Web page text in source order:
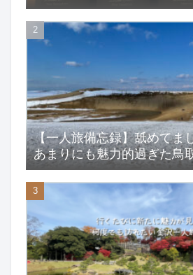
みた！
【一人旅備忘録】舐めてま
あまりにも魅力的過ぎた鳥